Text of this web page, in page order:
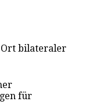
bilateraler
für